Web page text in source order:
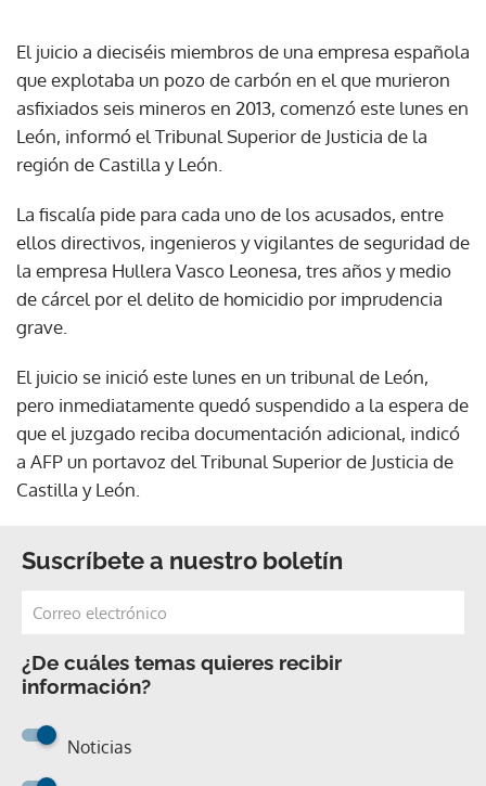
El juicio a dieciséis miembros de una empresa española
que explotaba un pozo de carbón en el que murieron
asfixiados seis mineros en 2013, comenzó este lunes en
León, informó el Tribunal Superior de Justicia de la
región de Castilla y León.
La fiscalía pide para cada uno de los acusados, entre
ellos directivos, ingenieros y vigilantes de seguridad de
la empresa Hullera Vasco Leonesa, tres años y medio
de cárcel por el delito de homicidio por imprudencia
grave.
El juicio se inició este lunes en un tribunal de León,
pero inmediatamente quedó suspendido a la espera de
que el juzgado reciba documentación adicional, indicó
a AFP un portavoz del Tribunal Superior de Justicia de
Castilla y León.
Suscríbete a nuestro boletín
¿De cuáles temas quieres recibir
información?
Noticias